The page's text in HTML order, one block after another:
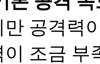
공격력
이 조금